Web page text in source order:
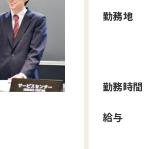
勤務地
勤務時間
給与